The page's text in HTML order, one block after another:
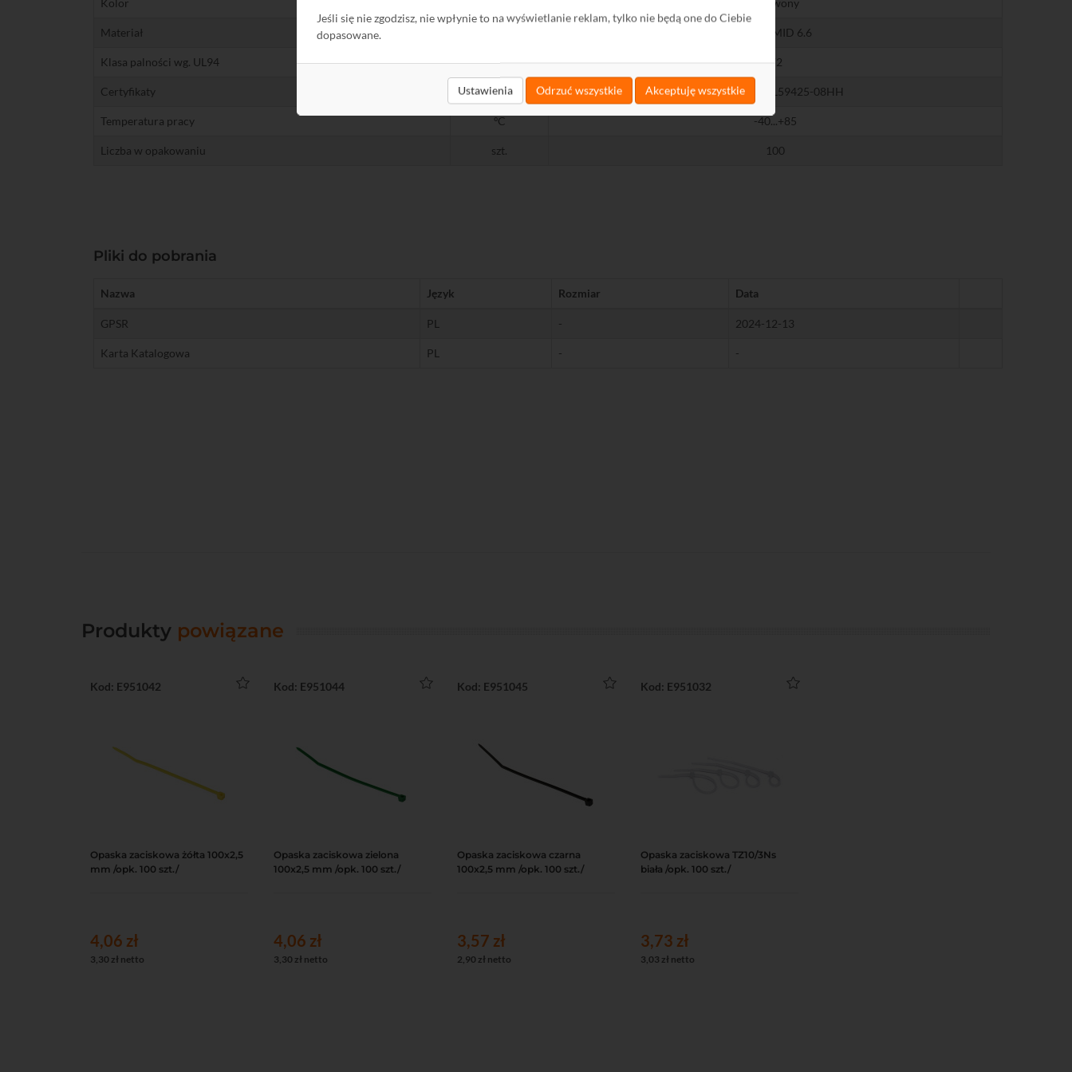
Jeśli się nie zgodzisz, nie wpłynie to na wyświetlanie reklam, tylko nie będą one do Ciebie
dopasowane.
Ustawienia Odrzuć wszystkie Akceptuję wszystkie
Kolor czerwony
Materiał POLIAMID 6.6
Klasa palności wg. UL94 V2
Certyfikaty UL, Lloyd's, GL59425-08HH
Temperatura pracy ºC -40...+85
Liczba w opakowaniu szt. 100
Pliki do pobrania
Nazwa Język Rozmiar Data
GPSR PL - 2024-12-13
Karta Katalogowa PL - -
Produkty powiązane
Kod: E951042
Do koszyka
Opaska zaciskowa żółta 100x2,5
mm /opk. 100 szt./
4,06 zł
3,30 zł netto
Kod: E951044
Do koszyka Podgląd
Opaska zaciskowa zielona
100x2,5 mm /opk. 100 szt./
4,06 zł
3,30 zł netto
Kod: E951045
Do koszyka Podgląd
Opaska zaciskowa czarna
100x2,5 mm /opk. 100 szt./
3,57 zł
2,90 zł netto
Kod: E951032
Do koszyka
Opaska zaciskowa TZ10/3Ns
biała /opk. 100 szt./
3,73 zł
3,03 zł netto